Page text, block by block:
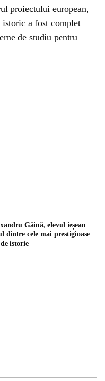
proiectului european,
istoric a fost complet
de studiu pentru
Găină, elevul ieșean
dintre cele mai prestigioase
istorie